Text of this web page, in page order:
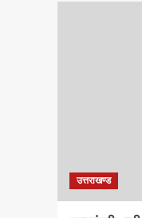
उत्तराखण्ड